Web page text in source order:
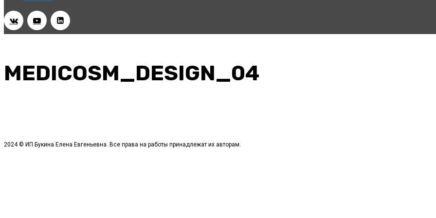
MEDICOSM_DESIGN_04
2024 © ИП Букина Елена Евгеньевна. Все права на работы принадлежат их авторам.